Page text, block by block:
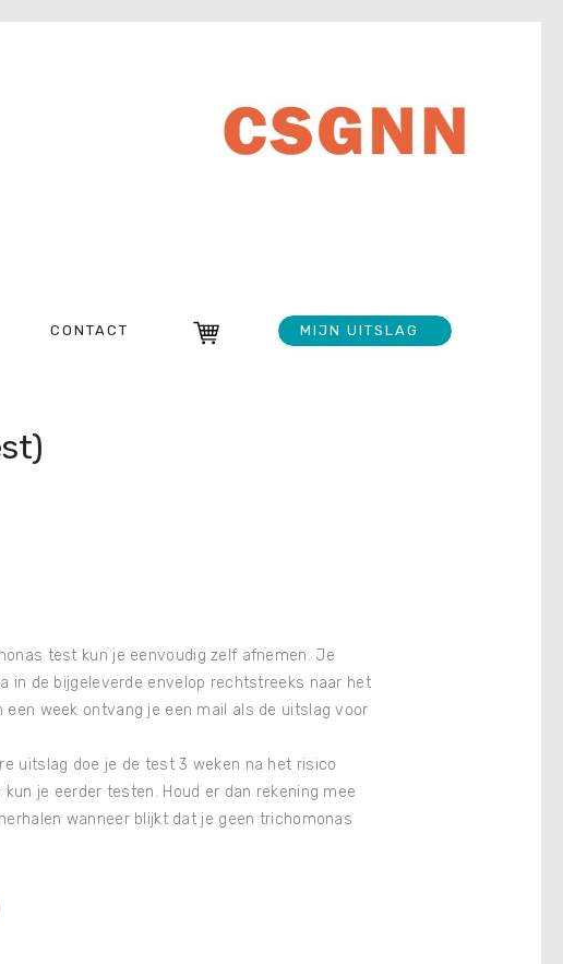
CONTACT MIJN UITSLAG
test kun je eenvoudig zelf afnemen. Je
in de bijgeleverde envelop rechtstreeks naar het
een week ontvang je een mail als de uitslag voor
uitslag doe je de test 3 weken na het risico
je eerder testen. Houd er dan rekening mee
wanneer blijkt dat je geen trichomonas